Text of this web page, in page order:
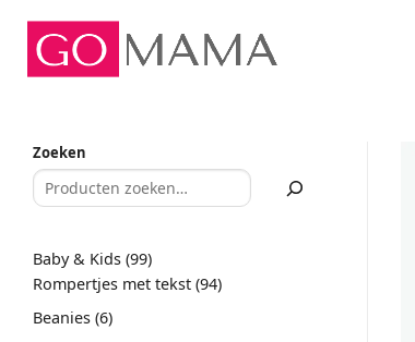
inhoud
Zoeken
Baby & Kids 9999
producten
Rompertjes met tekst 9494
Beanies 66